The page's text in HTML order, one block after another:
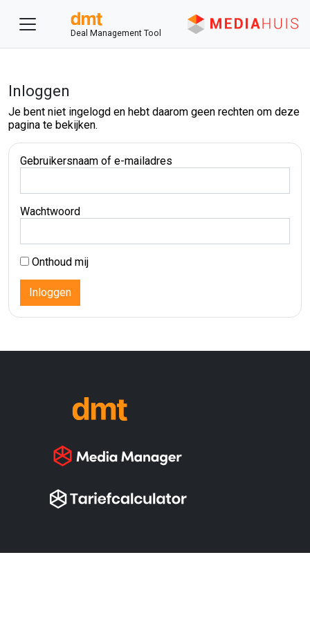
Deal Management Tool
Inloggen
Je bent niet ingelogd en hebt daarom geen rechten om deze
pagina te bekijken.
Gebruikersnaam of e-mailadres
Wachtwoord
Onthoud mij